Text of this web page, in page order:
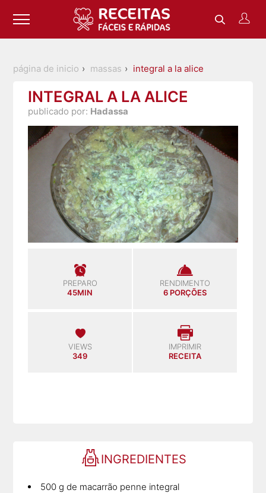
página de inicio massas integral a la alice
INTEGRAL A LA ALICE
publicado por: Hadassa
PREPARO
45MIN
RENDIMENTO
6 PORÇÕES
VIEWS
349
IMPRIMIR
RECEITA
INGREDIENTES
500 g de macarrão penne integral